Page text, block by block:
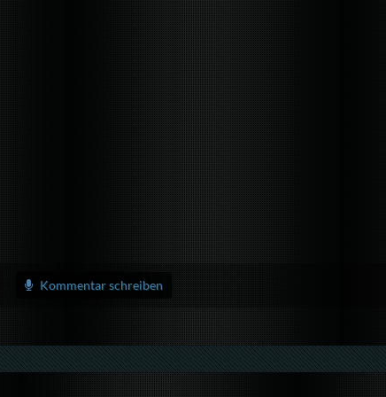
Kommentar schreiben